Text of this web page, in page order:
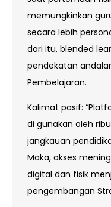
memungkinkan
secara lebih
dari itu, blended
pendekatan
Pembelajaran.
Kalimat pasif:
di gunakan oleh
jangkauan
Maka, akses
digital dan fisik
pengembangan